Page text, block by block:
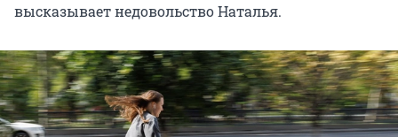
высказывает недовольство Наталья.